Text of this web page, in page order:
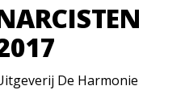
De Harmonie